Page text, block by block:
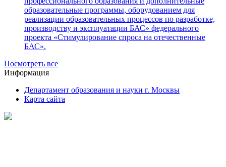
образовательные программы, оборудованием для
реализации образовательных процессов по разработке,
производству и эксплуатации БАС» федерального
проекта «Стимулирование спроса на отечественные
БАС».
Посмотреть все
Информация
Департамент образования и науки г. Москвы
Карта сайта